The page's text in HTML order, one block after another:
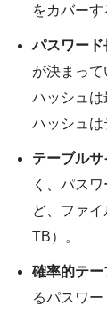
をカバーす
パスワード
が決まっ
ハッシュ
ハッシュは
テーブルサ
く、パス
ど、ファ
TB）。
確率的テー
るパスワ